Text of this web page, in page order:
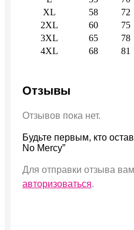
XL
58
72
2XL
60
75
3XL
65
78
4XL
68 81
Отзывы
Отзывов пока нет.
Будьте первым, кто
No Mercy”
Для отправки отзыва
авторизоваться.